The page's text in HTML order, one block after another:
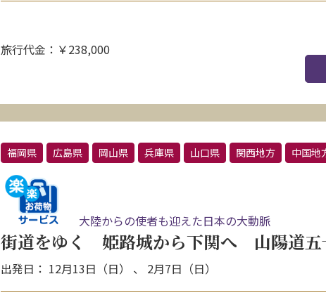
旅行代金：￥238,000
福岡県 広島県 岡山県 兵庫県 山口県 関西地方 中国地
大陸からの使者も迎えた日本の大動脈
街道をゆく 姫路城から下関へ 山陽道五
出発日： 12月13日（日） 、 2月7日（日）